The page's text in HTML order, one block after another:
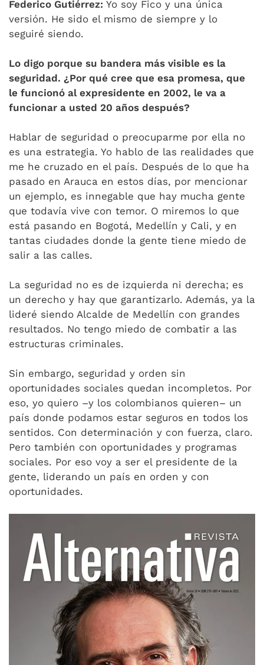
Federico Gutiérrez: Yo soy Fico y una única
versión. He sido el mismo de siempre y lo
seguiré siendo.
Lo digo porque su bandera más visible es la
seguridad. ¿Por qué cree que esa promesa, que
le funcionó al expresidente en 2002, le va a
funcionar a usted 20 años después?
Hablar de seguridad o preocuparme por ella no
es una estrategia. Yo hablo de las realidades que
me he cruzado en el país. Después de lo que ha
pasado en Arauca en estos días, por mencionar
un ejemplo, es innegable que hay mucha gente
que todavía vive con temor. O miremos lo que
está pasando en Bogotá, Medellín y Cali, y en
tantas ciudades donde la gente tiene miedo de
salir a las calles.
La seguridad no es de izquierda ni derecha; es
un derecho y hay que garantizarlo. Además, ya la
lideré siendo Alcalde de Medellín con grandes
resultados. No tengo miedo de combatir a las
estructuras criminales.
Sin embargo, seguridad y orden sin
oportunidades sociales quedan incompletos. Por
eso, yo quiero –y los colombianos quieren– un
país donde podamos estar seguros en todos los
sentidos. Con determinación y con fuerza, claro.
Pero también con oportunidades y programas
sociales. Por eso voy a ser el presidente de la
gente, liderando un país en orden y con
oportunidades.